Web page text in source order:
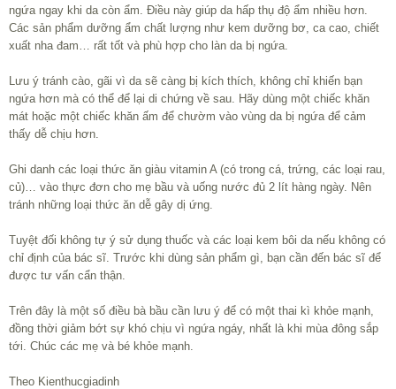
ngứa ngay khi da còn ẩm. Điều này giúp da hấp thụ độ ẩm nhiều hơn.
Các sản phẩm dưỡng ẩm chất lượng như kem dưỡng bơ, ca cao, chiết
xuất nha đam… rất tốt và phù hợp cho làn da bị ngứa.
Lưu ý tránh cào, gãi vì da sẽ càng bị kích thích, không chỉ khiến bạn
ngứa hơn mà có thể để lại di chứng về sau. Hãy dùng một chiếc khăn
mát hoặc một chiếc khăn ấm để chườm vào vùng da bị ngứa để cảm
thấy dễ chịu hơn.
Ghi danh các loại thức ăn giàu vitamin A (có trong cá, trứng, các loại rau,
củ)… vào thực đơn cho mẹ bầu và uống nước đủ 2 lít hàng ngày. Nên
tránh những loại thức ăn dễ gây dị ứng.
Tuyệt đối không tự ý sử dụng thuốc và các loại kem bôi da nếu không có
chỉ định của bác sĩ. Trước khi dùng sản phẩm gì, bạn cần đến bác sĩ để
được tư vấn cẩn thận.
Trên đây là một số điều bà bầu cần lưu ý để có một thai kì khỏe mạnh,
đồng thời giảm bớt sự khó chịu vì ngứa ngáy, nhất là khi mùa đông sắp
tới. Chúc các mẹ và bé khỏe mạnh.
Theo Kienthucgiadinh